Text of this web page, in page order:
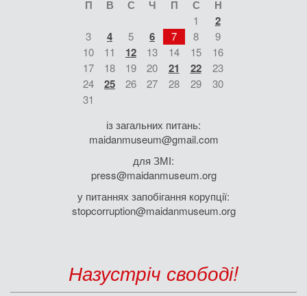
П В С Ч П С Н
1 2
3 4 5 6 7 8
9
10
11 12 13 14 15
16
17
18 19 20 21 22
23
24
25 26 27 28 29
30
31
із загальних питань:
maidanmuseum@gmail.com
для ЗМІ:
press@maidanmuseum.org
у питаннях запобігання корупції:
stopcorruption@maidanmuseum.org
Назустріч свободі!